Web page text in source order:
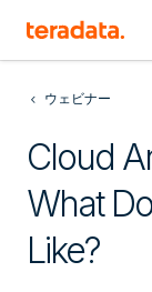
ウェビナー
Cloud
What
Like?